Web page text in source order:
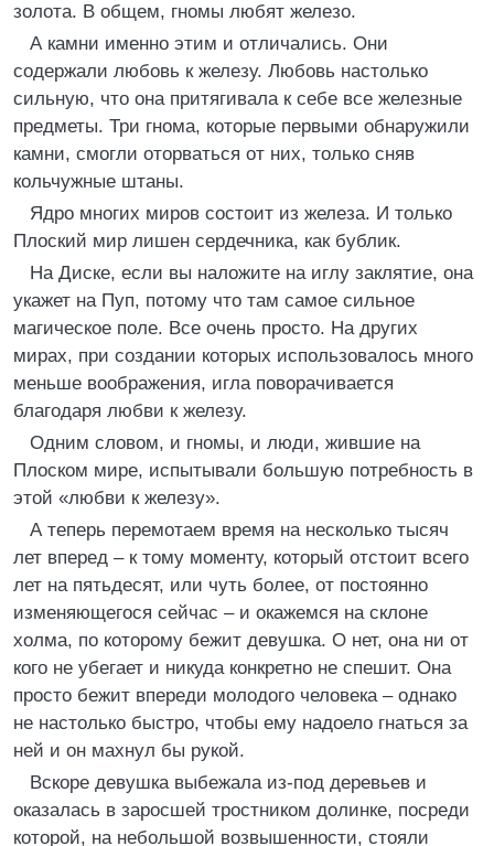
золота. В общем, гномы любят железо.
А камни именно этим и отличались. Они
содержали любовь к железу. Любовь настолько
сильную, что она притягивала к себе все железные
предметы. Три гнома, которые первыми обнаружили
камни, смогли оторваться от них, только сняв
кольчужные штаны.
Ядро многих миров состоит из железа. И только
Плоский мир лишен сердечника, как бублик.
На Диске, если вы наложите на иглу заклятие, она
укажет на Пуп, потому что там самое сильное
магическое поле. Все очень просто. На других
мирах, при создании которых использовалось много
меньше воображения, игла поворачивается
благодаря любви к железу.
Одним словом, и гномы, и люди, жившие на
Плоском мире, испытывали большую потребность в
этой «любви к железу».
А теперь перемотаем время на несколько тысяч
лет вперед – к тому моменту, который отстоит всего
лет на пятьдесят, или чуть более, от постоянно
изменяющегося сейчас – и окажемся на склоне
холма, по которому бежит девушка. О нет, она ни от
кого не убегает и никуда конкретно не спешит. Она
просто бежит впереди молодого человека – однако
не настолько быстро, чтобы ему надоело гнаться за
ней и он махнул бы рукой.
Вскоре девушка выбежала из-под деревьев и
оказалась в заросшей тростником долинке, посреди
которой, на небольшой возвышенности, стояли